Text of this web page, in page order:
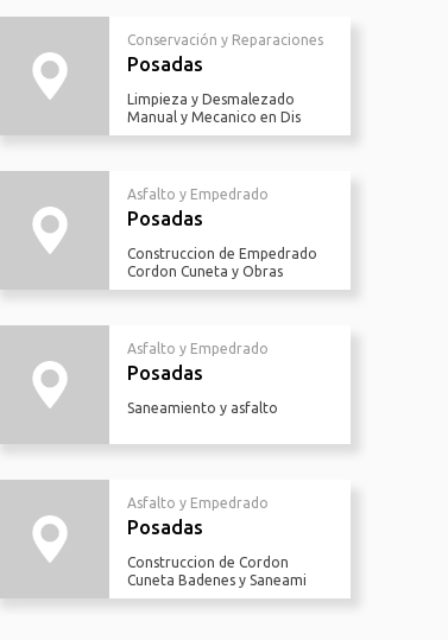
Conservación y Reparaciones
Posadas
Limpieza y Desmalezado
Manual y Mecanico en Dis
Asfalto y Empedrado
Posadas
Construccion de Empedrado
Cordon Cuneta y Obras
Asfalto y Empedrado
Posadas
Saneamiento y asfalto
Asfalto y Empedrado
Posadas
Construccion de Cordon
Cuneta Badenes y Saneami